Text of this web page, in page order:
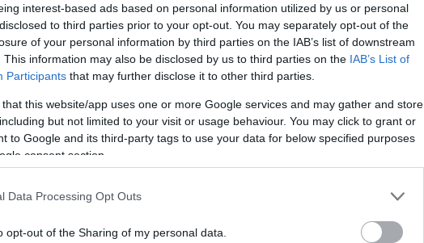
interest-based ads based on personal information utilized by us or personal
to third parties prior to your opt-out. You may separately opt-out of the
of your personal information by third parties on the IAB’s list of downstream
This information may also be disclosed by us to third parties on the IAB’s List of
Participants that may further disclose it to other third parties.
that this website/app uses one or more Google services and may gather and store
but not limited to your visit or usage behaviour. You may click to grant or
to Google and its third-party tags to use your data for below specified purposes
consent section.
Data Processing Opt Outs
opt-out of the Sharing of my personal data.
amit nem érdemes elszalasztani!
erős láncon belüli mutatók
előrejelzését
előrejelzése is egyre optimistább. A VanEck
érdeklődése, az erős láncon belüli mutatók és az
mind hozzájárulnak a pozitív kilátásokhoz.